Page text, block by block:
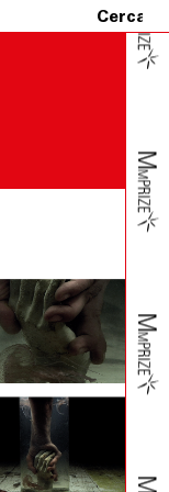
di
non
o con
la non